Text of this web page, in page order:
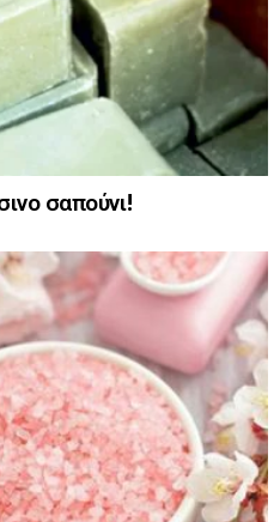
σαπούνι!